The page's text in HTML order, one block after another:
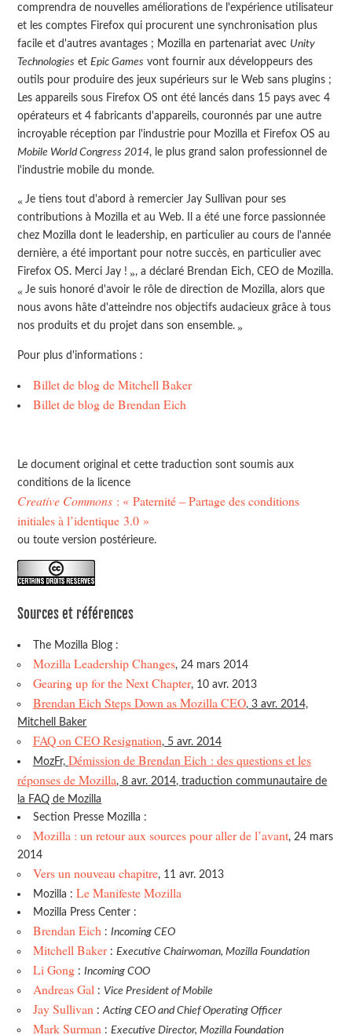
comprendra de nouvelles améliorations de l'expérience utilisateur
et les comptes Firefox qui procurent une synchronisation plus
facile et d'autres avantages ; Mozilla en partenariat avec Unity
Technologies etEpic Games vont fournir aux développeurs des
outils pour produire des jeux supérieurs sur le Web sans plugins ;
Les appareils sous Firefox OS ont été lancés dans 15 pays avec 4
opérateurs et 4 fabricants d'appareils, couronnés par une autre
incroyable réception par l'industrie pour Mozilla et Firefox OS au
Mobile World Congress 2014, le plus grand salon professionnel de
l'industrie mobile du monde.
Je tiens tout d'abord à remercier Jay Sullivan pour ses
contributions à Mozilla et au Web. Il a été une force passionnée
chez Mozilla dont le leadership, en particulier au cours de l'année
dernière, a été important pour notre succès, en particulier avec
Firefox OS. Merci Jay !
, a déclaré Brendan Eich, CEO de Mozilla.
Je suis honoré d'avoir le rôle de direction de Mozilla, alors que
nous avons hâte d'atteindre nos objectifs audacieux grâce à tous
nos produits et du projet dans son ensemble.
Pour plus d'informations :
Billet de blog de Mitchell Baker
Billet de blog de Brendan Eich
Le document original et cette traduction sont soumis aux
conditions de la licence
Creative Commons : « Paternité – Partage des conditions
initiales à l’identique 3.0 »
ou toute version postérieure.
Sources et références
The Mozilla Blog :
Mozilla Leadership Changes, 24 mars 2014
Gearing up for the Next Chapter, 10 avr. 2013
Brendan Eich Steps Down as Mozilla CEO, 3 avr. 2014,
Mitchell Baker
FAQ on CEO Resignation, 5 avr. 2014
MozFr, Démission de Brendan Eich : des questions et les
réponses de Mozilla, 8 avr. 2014, traduction communautaire de
la FAQ de Mozilla
Section Presse Mozilla :
Mozilla : un retour aux sources pour aller de l’avant, 24 mars
2014
Vers un nouveau chapitre, 11 avr. 2013
Mozilla : Le Manifeste Mozilla
Mozilla Press Center :
Brendan Eich: Incoming CEO
Mitchell Baker: Executive Chairwoman, Mozilla Foundation
Li Gong: Incoming COO
Andreas Gal: Vice President of Mobile
Jay Sullivan:Acting CEO and Chief Operating Officer
Mark Surman: Executive Director, Mozilla Foundation